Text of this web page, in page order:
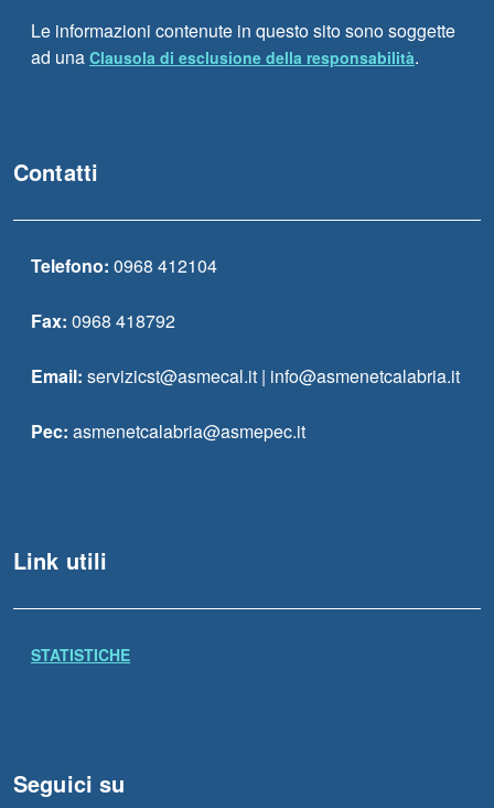
Le informazioni contenute in questo sito sono soggette
ad una Clausola di esclusione della responsabilità.
Contatti
Telefono: 0968 412104
Fax: 0968 418792
Email: servizicst@asmecal.it | info@asmenetcalabria.it
Pec: asmenetcalabria@asmepec.it
Link utili
STATISTICHE
Seguici su